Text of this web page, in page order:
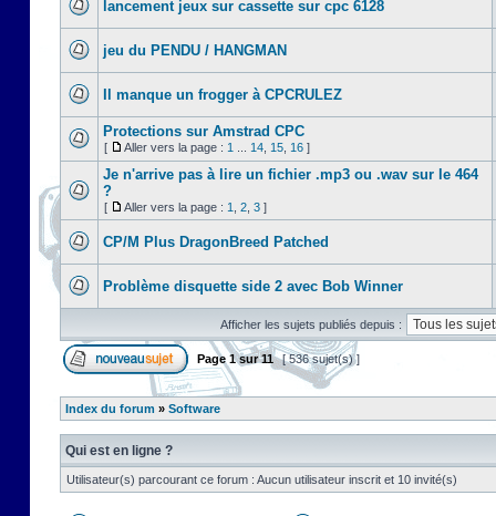
lancement jeux sur cassette sur cpc 6128
jeu du PENDU / HANGMAN
Il manque un frogger à CPCRULEZ
Protections sur Amstrad CPC
[ Aller vers la page : 1 14 15 16 ]
Je n'arrive pas à lire un fichier .mp3 ou .wav sur le 464
?
[ Aller vers la page : 1 2 3 ]
CP/M Plus DragonBreed Patched
Problème disquette side 2 avec Bob Winner
Afficher les sujets publiés depuis :
Page 1sur11 [ 536 sujet(s) ]
Index du forum » Software
Qui est en ligne ?
Utilisateur(s) parcourant ce forum : Aucun utilisateur inscrit et 10 invité(s)